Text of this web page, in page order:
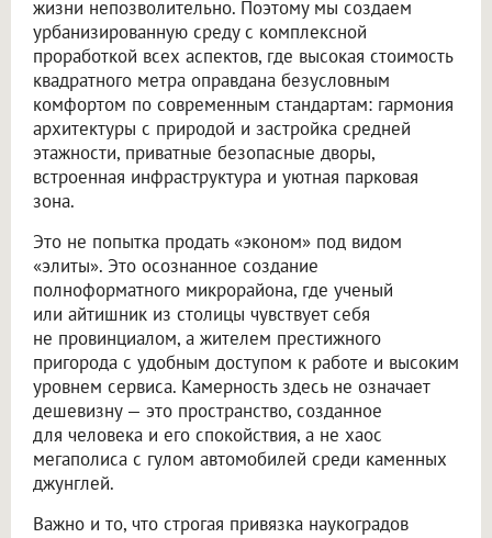
жизни непозволительно. Поэтому мы создаем
урбанизированную среду с комплексной
проработкой всех аспектов, где высокая стоимость
квадратного метра оправдана безусловным
комфортом по современным стандартам: гармония
архитектуры с природой и застройка средней
этажности, приватные безопасные дворы,
встроенная инфраструктура и уютная парковая
зона.
Это не попытка продать «эконом» под видом
«элиты». Это осознанное создание
полноформатного микрорайона, где ученый
или айтишник из столицы чувствует себя
не провинциалом, а жителем престижного
пригорода с удобным доступом к работе и высоким
уровнем сервиса. Камерность здесь не означает
дешевизну — это пространство, созданное
для человека и его спокойствия, а не хаос
мегаполиса с гулом автомобилей среди каменных
джунглей.
Важно и то, что строгая привязка наукоградов